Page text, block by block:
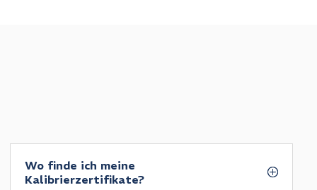
Wo finde ich meine
Kalibrierzertifikate?